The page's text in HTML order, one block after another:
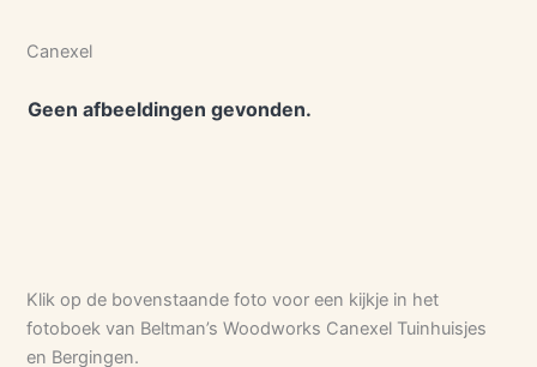
Canexel
Geen afbeeldingen gevonden.
Klik op de bovenstaande foto voor een kijkje in het
fotoboek van Beltman’s Woodworks Canexel Tuinhuisjes
en Bergingen.